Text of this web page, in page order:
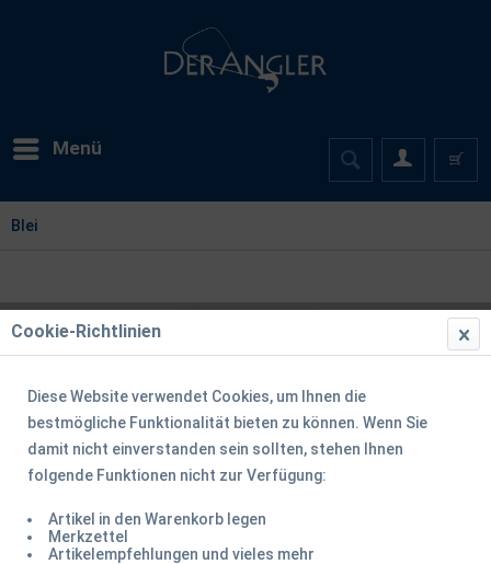
Menü
Blei
Cookie-Richtlinien
Diese Website verwendet Cookies, um Ihnen die
bestmögliche Funktionalität bieten zu können. Wenn Sie
damit nicht einverstanden sein sollten, stehen Ihnen
folgende Funktionen nicht zur Verfügung:
Artikel in den Warenkorb legen
Merkzettel
Artikelempfehlungen und vieles mehr